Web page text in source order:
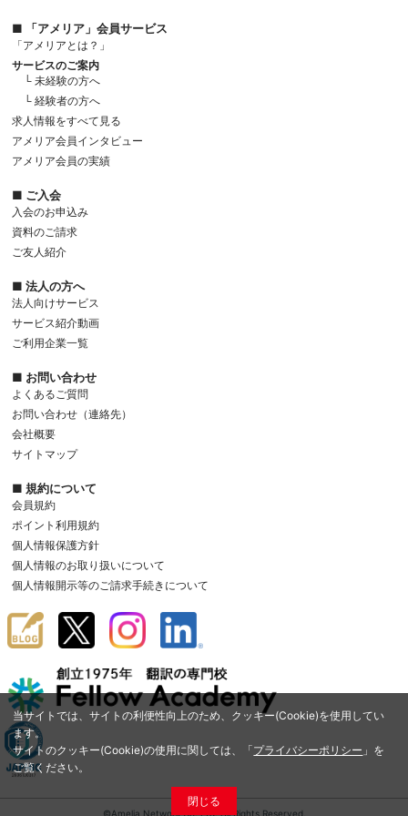
当サイトでは、サイトの利便性向上のため、クッキー(Cookie)を使用してい
ます。
サイトのクッキー(Cookie)の使用に関しては、「プライバシーポリシー 」を
ご覧ください。
閉じる
■ 「アメリア」会員サービス
「アメリアとは？」
サービスのご案内
└ 未経験の方へ
└ 経験者の方へ
求人情報をすべて見る
アメリア会員インタビュー
アメリア会員の実績
■ ご入会
入会のお申込み
資料のご請求
ご友人紹介
■ 法人の方へ
法人向けサービス
サービス紹介動画
ご利用企業一覧
■ お問い合わせ
よくあるご質問
お問い合わせ（連絡先）
会社概要
サイトマップ
■ 規約について
会員規約
ポイント利用規約
個人情報保護方針
個人情報のお取り扱いについて
個人情報開示等のご請求手続きについて
©Amelia Network Co.,Ltd. All Rights Reserved.